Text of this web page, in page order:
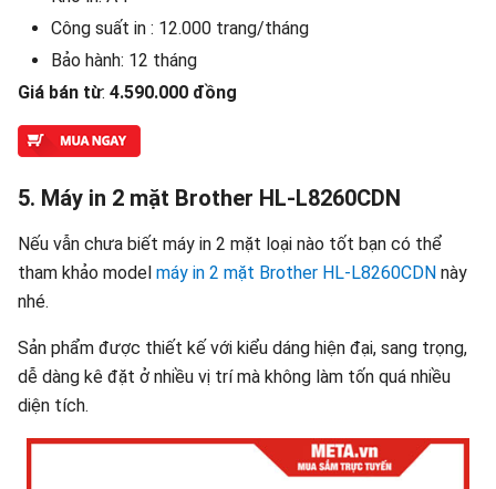
Công suất in : 12.000 trang/tháng
Bảo hành: 12 tháng
Giá bán từ: 4.590.000 đồng
5. Máy in 2 mặt Brother HL-L8260CDN
Nếu vẫn chưa biết máy in 2 mặt loại nào tốt bạn có thể
tham khảo model máy in 2 mặt Brother HL-L8260CDN này
nhé.
Sản phẩm được thiết kế với kiểu dáng hiện đại, sang trọng,
dễ dàng kê đặt ở nhiều vị trí mà không làm tốn quá nhiều
diện tích.